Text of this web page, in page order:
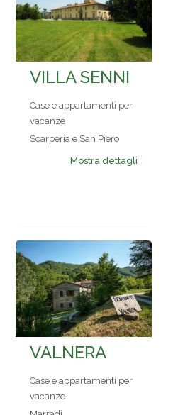
VILLA SENNI
Case e appartamenti per
vacanze
Scarperia e San Piero
Mostra dettagli
VALNERA
Case e appartamenti per
vacanze